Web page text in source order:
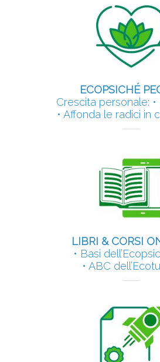
ECOPSICHÉ
Crescita personale: •
• Affonda le radici in
LIBRI & CORSI
• Basi
• ABC